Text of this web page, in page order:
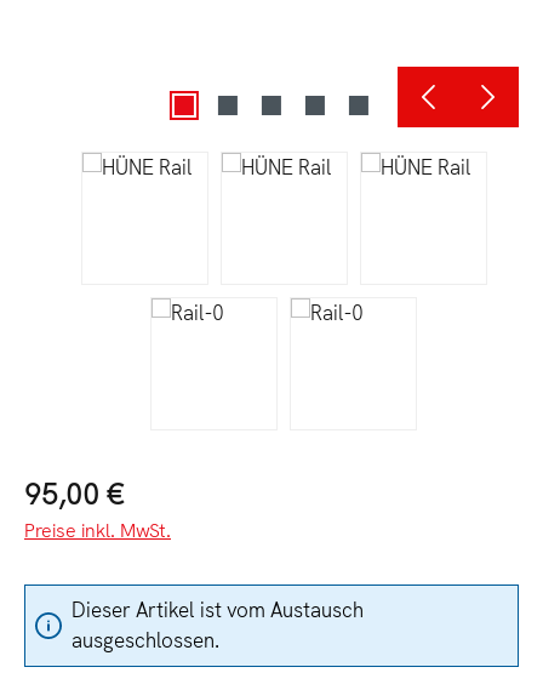
Regulärer Preis:
95,00 €
Preise inkl. MwSt.
Dieser Artikel ist vom Austausch
ausgeschlossen.